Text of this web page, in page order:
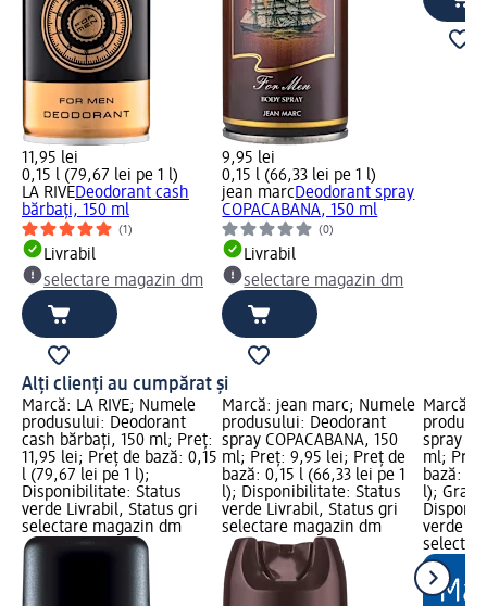
11,95 lei
0,15 l (79,67 lei pe 1 l)
LA RIVEDeodorant cash
bărbați, 150 ml
(1)
Livrabil
selectare magazin dm
9,95 lei
0,15 l (66,33 lei pe 1 l)
jean marcDeodorant spray
COPACABANA, 150 ml
(0)
Livrabil
selectare magazin dm
Alți clienți au cumpărat și
Marcă: LA RIVE; Numele
produsului: Deodorant
cash bărbați, 150 ml; Preț:
11,95 lei; Preț de bază: 0,15
l (79,67 lei pe 1 l);
Disponibilitate: Status
verde Livrabil, Status gri
selectare magazin dm
Marcă: jean marc; Numele
produsului: Deodorant
spray COPACABANA, 150
ml; Preț: 9,95 lei; Preț de
bază: 0,15 l (66,33 lei pe 1
l); Disponibilitate: Status
verde Livrabil, Status gri
selectare magazin dm
Marcă:
spray
ml;
bază:
l);
verde